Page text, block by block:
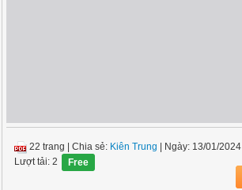
22 trang |Chia sẻ: Kiên Trung | Ngày: 13/01/2024
Lượt tải: 2
Free